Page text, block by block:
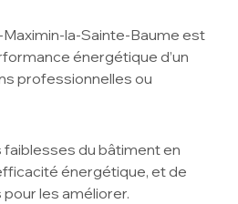
Maximin-la-Sainte-Baume est
énergétique d’un
professionnelles ou
faiblesses du bâtiment en
énergétique, et de
les améliorer.